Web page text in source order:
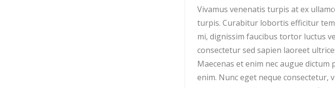
Vivamus venenatis turpis at ex
turpis. Curabitur lobortis efficitur
mi, dignissim faucibus tortor luctus
consectetur sed sapien laoreet
Maecenas et enim nec augue
enim. Nunc eget neque consectetur,